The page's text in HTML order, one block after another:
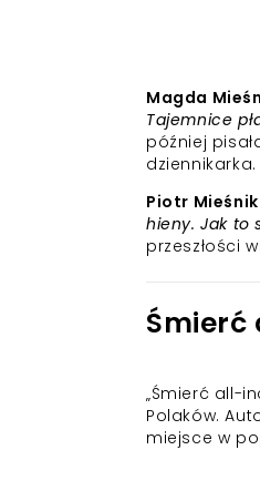
Magda
Tajemnice
później
dziennikarka.
Piotr Mieśnik
hieny. Jak to
przeszłości
Śmierć
„Śmierć all-
Polaków.
miejsce w